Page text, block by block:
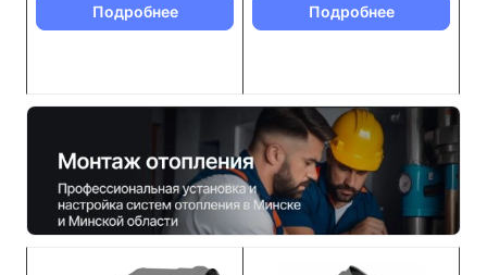
Подробнее Подробнее